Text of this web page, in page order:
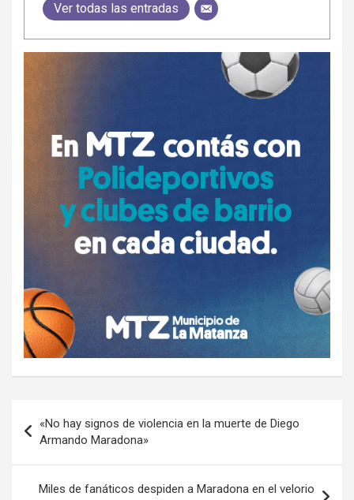
Ver todas las entradas
de
entradas
«No hay signos de violencia en la muerte de Diego
Armando Maradona»
Miles de fanáticos despiden a Maradona en el velorio